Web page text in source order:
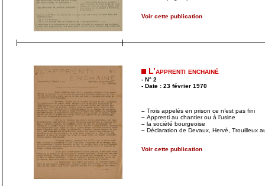
Voir cette publication
L’apprenti enchainé
- N° 2
- Date : 23 février 1970
– Trois appelés en prison ce n’est pas fini
– Apprenti au chantier ou à l’usine
– la société bourgeoise
– Déclaration de Devaux, Hervé, Trouilleux
Voir cette publication